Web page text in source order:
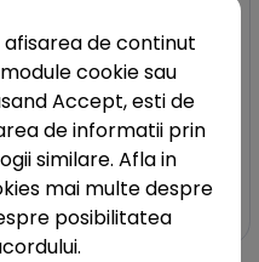
ADAUGA IN COS
Hu-Friedy
Chiureta universala
Columbia nr. 2R/2L, maner
nr.9
442,56 lei
de continut
cookie sau
Accept, esti de
de informatii prin
similare. Afla in
mai multe despre
posibilitatea